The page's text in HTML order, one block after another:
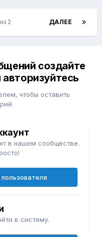
ДАЛЕЕ
2
создайте
чтобы оставить
в нашем сообществе.
в систему.